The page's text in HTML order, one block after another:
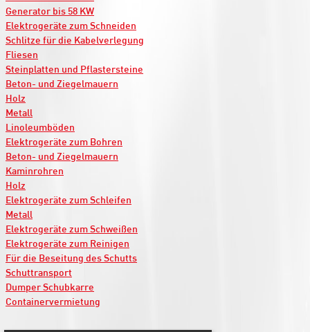
Generator bis 58 KW
Elektrogeräte zum Schneiden
Schlitze für die Kabelverlegung
Fliesen
Steinplatten und Pflastersteine
Beton- und Ziegelmauern
Holz
Metall
Linoleumböden
Elektrogeräte zum Bohren
Beton- und Ziegelmauern
Kaminrohren
Holz
Elektrogeräte zum Schleifen
Metall
Elektrogeräte zum Schweißen
Elektrogeräte zum Reinigen
Für die Beseitung des Schutts
Schuttransport
Dumper Schubkarre
Containervermietung